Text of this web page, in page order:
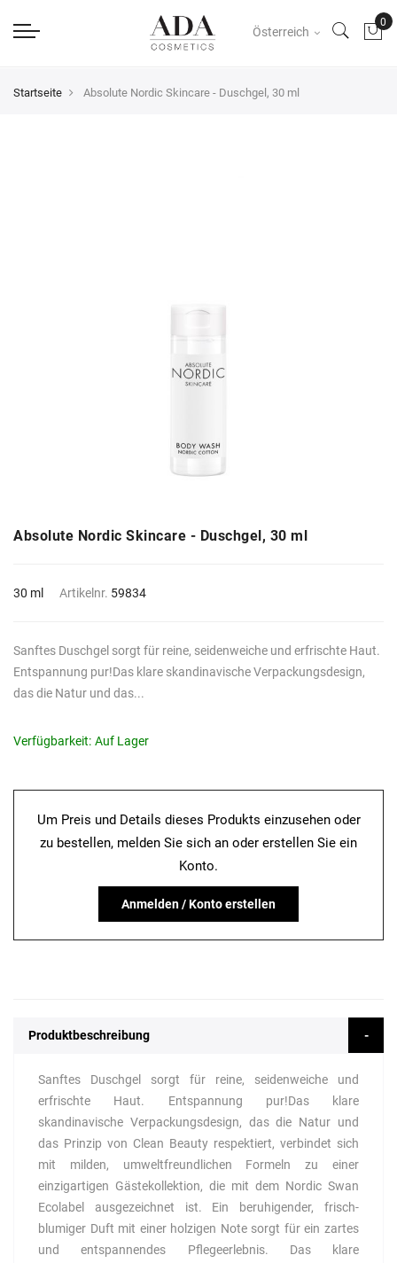
Österreich
Startseite Absolute Nordic Skincare - Duschgel, 30 ml
Absolute Nordic Skincare - Duschgel, 30 ml
30 ml Artikelnr. 59834
Sanftes Duschgel sorgt für reine, seidenweiche und erfrischte Haut.
Entspannung pur!Das klare skandinavische Verpackungsdesign,
das die Natur und das...
Verfügbarkeit: Auf Lager
Um Preis und Details dieses Produkts einzusehen oder
zu bestellen, melden Sie sich an oder erstellen Sie ein
Konto.
Anmelden / Konto erstellen
Produktbeschreibung
Sanftes Duschgel sorgt für reine, seidenweiche und
erfrischte Haut. Entspannung pur!Das klare
skandinavische Verpackungsdesign, das die Natur und
das Prinzip von Clean Beauty respektiert, verbindet sich
mit milden, umweltfreundlichen Formeln zu einer
einzigartigen Gästekollektion, die mit dem Nordic Swan
Ecolabel ausgezeichnet ist. Ein beruhigender, frisch-
blumiger Duft mit einer holzigen Note sorgt für ein zartes
und entspannendes Pflegeerlebnis. Das klare